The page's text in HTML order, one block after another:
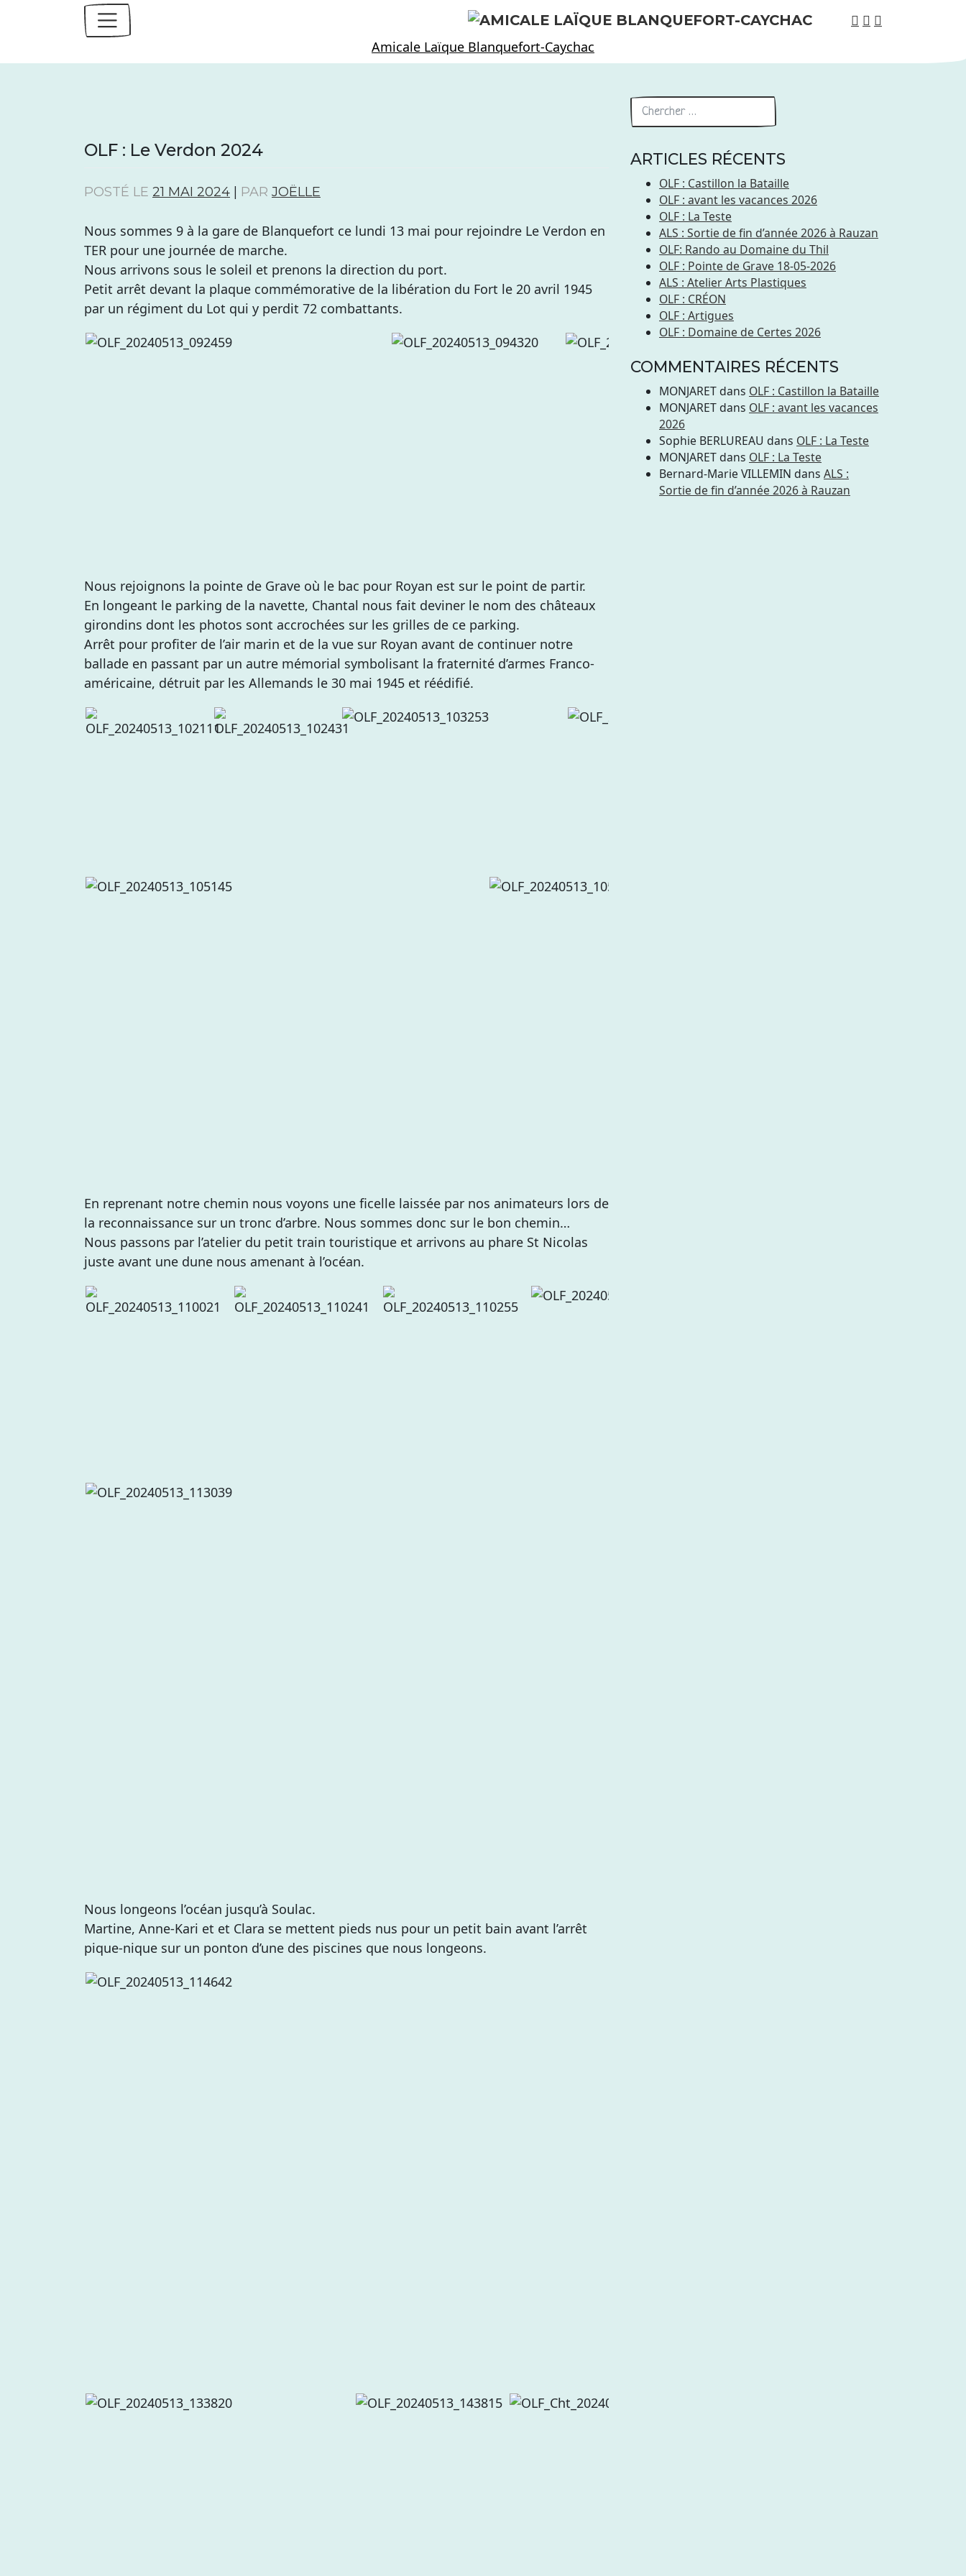
Amicale Laïque Blanquefort-Caychac
OLF : Le Verdon 2024
POSTÉ LE 21 MAI 2024 PAR JOËLLE
Nous sommes 9 à la gare de Blanquefort ce lundi 13 mai pour rejoindre Le Verdon en
TER pour une journée de marche.
Nous arrivons sous le soleil et prenons la direction du port.
Petit arrêt devant la plaque commémorative de la libération du Fort le 20 avril 1945
par un régiment du Lot qui y perdit 72 combattants.
Nous rejoignons la pointe de Grave où le bac pour Royan est sur le point de partir.
En longeant le parking de la navette, Chantal nous fait deviner le nom des châteaux
girondins dont les photos sont accrochées sur les grilles de ce parking.
Arrêt pour profiter de l’air marin et de la vue sur Royan avant de continuer notre
ballade en passant par un autre mémorial symbolisant la fraternité d’armes Franco-
américaine, détruit par les Allemands le 30 mai 1945 et réédifié.
En reprenant notre chemin nous voyons une ficelle laissée par nos animateurs lors de
la reconnaissance sur un tronc d’arbre. Nous sommes donc sur le bon chemin…
Nous passons par l’atelier du petit train touristique et arrivons au phare St Nicolas
juste avant une dune nous amenant à l’océan.
Nous longeons l’océan jusqu’à Soulac.
Martine, Anne-Kari et et Clara se mettent pieds nus pour un petit bain avant l’arrêt
pique-nique sur un ponton d’une des piscines que nous longeons.
ARTICLES RÉCENTS
OLF : Castillon la Bataille
OLF : avant les vacances 2026
OLF : La Teste
ALS : Sortie de fin d’année 2026 à Rauzan
OLF: Rando au Domaine du Thil
OLF : Pointe de Grave 18-05-2026
ALS : Atelier Arts Plastiques
OLF : CRÉON
OLF : Artigues
OLF : Domaine de Certes 2026
COMMENTAIRES RÉCENTS
MONJARETdans OLF : Castillon la Bataille
MONJARETdans OLF : avant les vacances
2026
Sophie BERLUREAU dans OLF : La Teste
MONJARETdans OLF : La Teste
Bernard-Marie VILLEMIN dans ALS :
Sortie de fin d’année 2026 à Rauzan